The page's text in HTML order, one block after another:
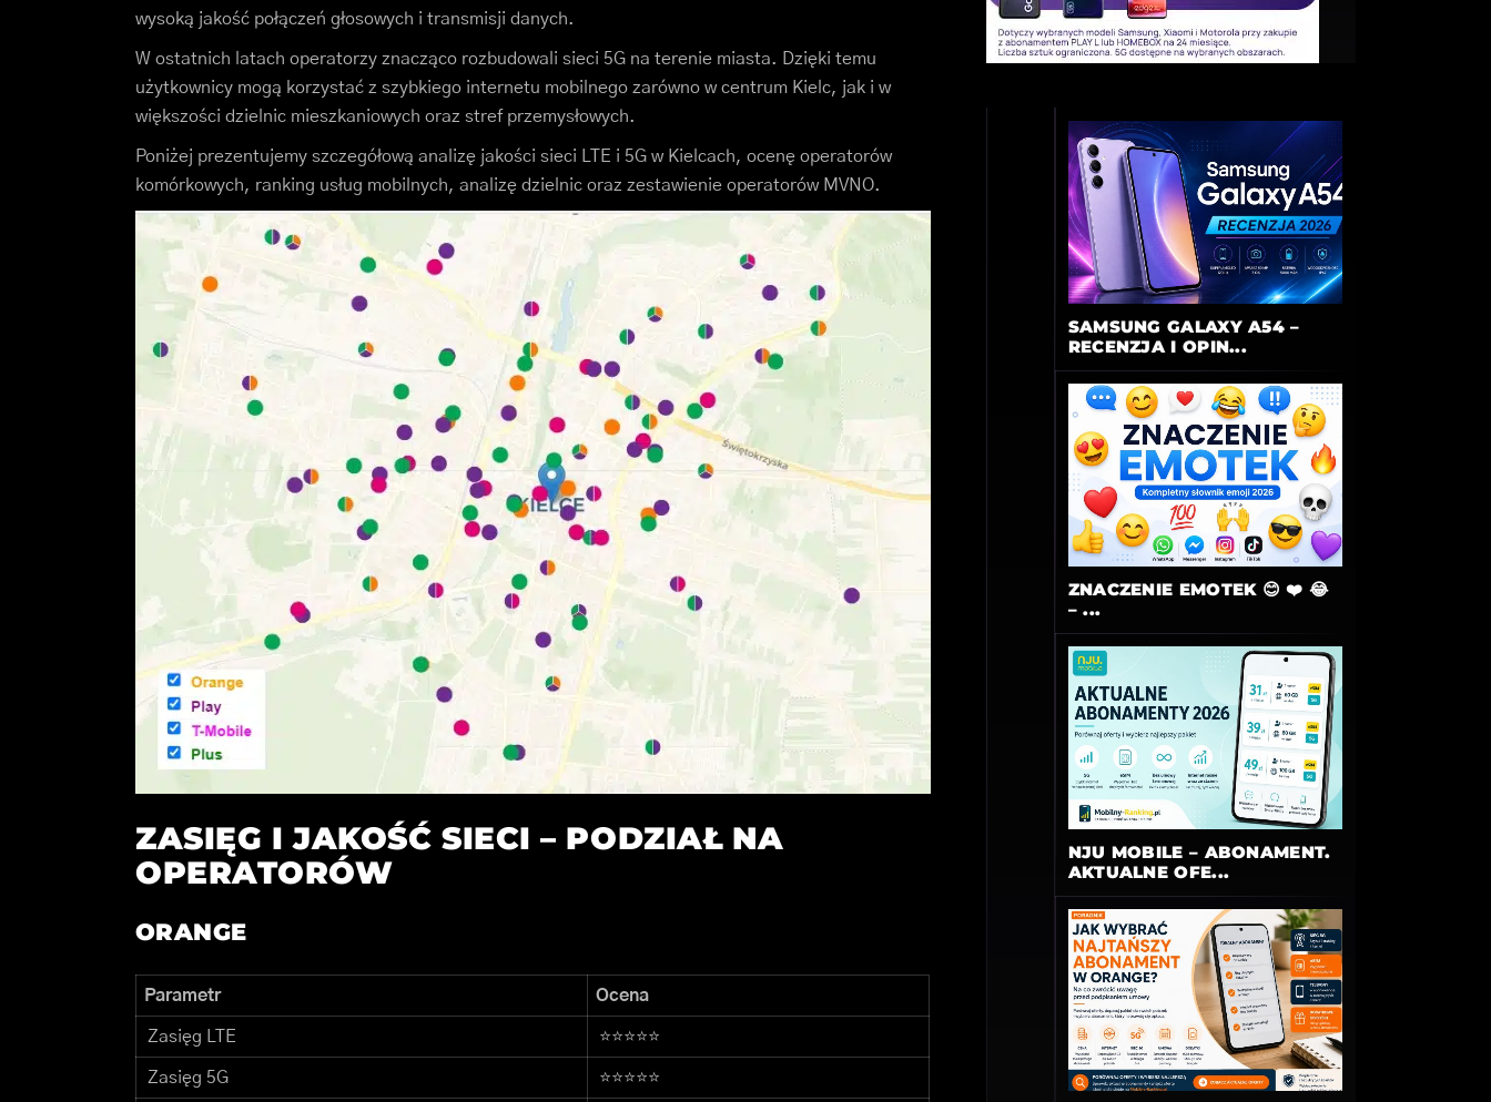
wysoką jakość połączeń głosowych i transmisji danych.
W ostatnich latach operatorzy znacząco rozbudowali sieci 5G na terenie miasta. Dzięki temu
użytkownicy mogą korzystać z szybkiego internetu mobilnego zarówno w centrum Kielc, jak i w
większości dzielnic mieszkaniowych oraz stref przemysłowych.
Poniżej prezentujemy szczegółową analizę jakości sieci LTE i 5G w Kielcach, ocenę operatorów
komórkowych, ranking usług mobilnych, analizę dzielnic oraz zestawienie operatorów MVNO.
ZASIĘG I JAKOŚĆ SIECI – PODZIAŁ NA
OPERATORÓW
ORANGE
Parametr Ocena
Zasięg LTE ⭐⭐⭐⭐⭐
Zasięg 5G ⭐⭐⭐⭐⭐
SAMSUNG GALAXY A54 –
RECENZJA I OPIN...
ZNACZENIE EMOTEK 😊 ❤️ 😂
– ...
NJU MOBILE – ABONAMENT.
AKTUALNE OFE...